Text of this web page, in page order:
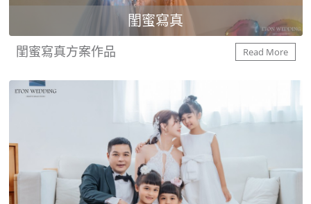
閨蜜寫真
閨蜜寫真方案作品 Read More